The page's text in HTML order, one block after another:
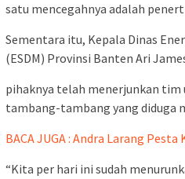
satu mencegahnya adalah
Sementara itu, Kepala Dinas
(ESDM) Provinsi Banten Ari
pihaknya telah menerjunkan tim
tambang-tambang yang diduga
BACA JUGA : Andra Larang Pesta
“Kita per hari ini sudah